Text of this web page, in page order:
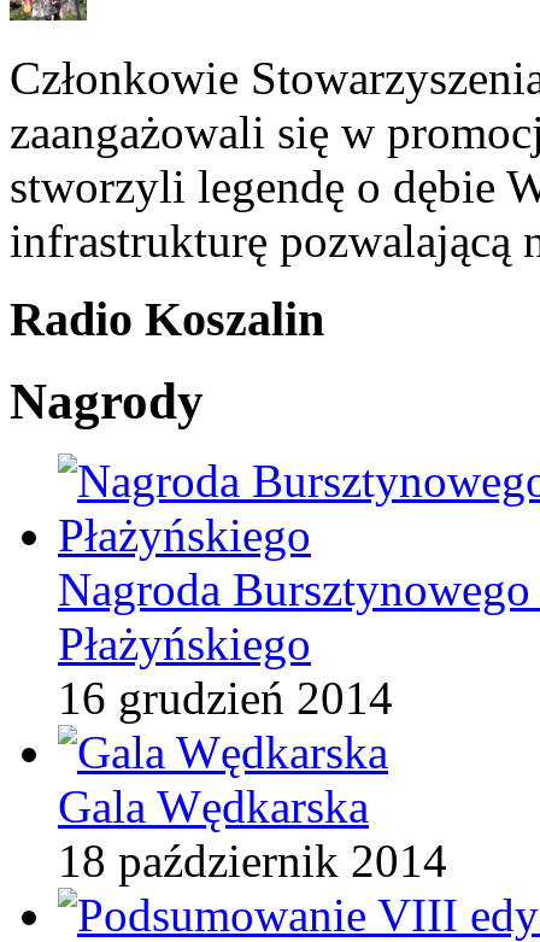
Członkowie
zaangażowali się w
stworzyli legendę o dębie
infrastrukturę pozwalającą
Radio Koszalin
Nagrody
Nagroda
Płażyńskiego
16 grudzień 2014
Gala Wędkarska
18 październik 2014